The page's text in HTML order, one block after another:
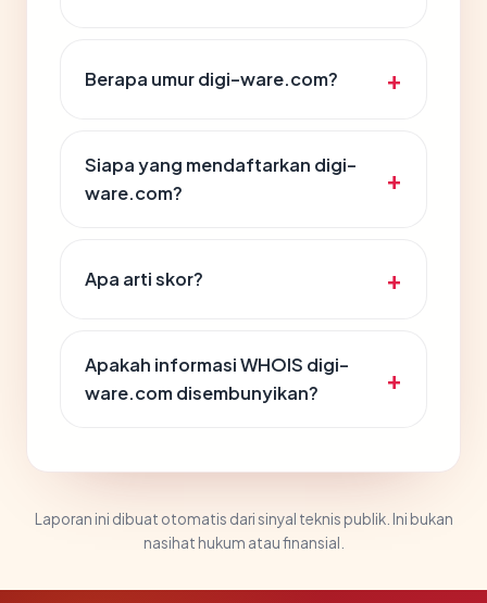
Berapa umur digi-ware.com?
Siapa yang mendaftarkan digi-
ware.com?
Apa arti skor?
Apakah informasi WHOIS digi-
ware.com disembunyikan?
Laporan ini dibuat otomatis dari sinyal teknis publik. Ini bukan
nasihat hukum atau finansial.